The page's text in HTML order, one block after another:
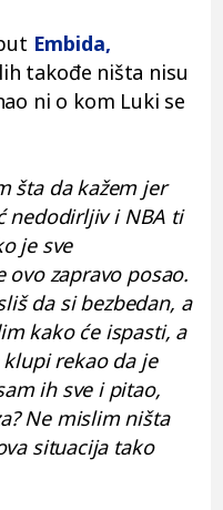
Embida,
takođe ništa nisu
ni o kom Luki se
šta da kažem jer
nedodirljiv i NBA ti
je sve
zapravo posao.
da si bezbedan, a
kako će ispasti, a
rekao da je
ih sve i pitao,
Ne mislim ništa
situacija tako